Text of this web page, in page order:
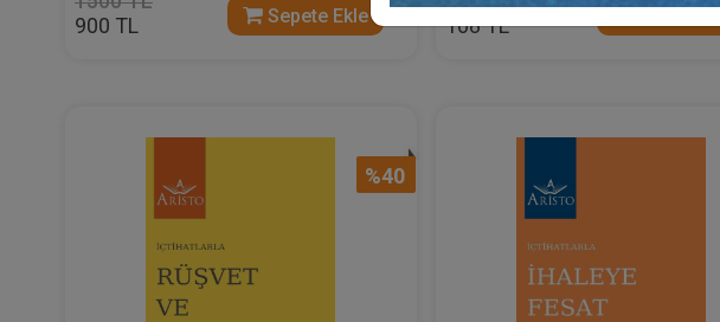
900 TL Sepete Ekle 108 TL
%40